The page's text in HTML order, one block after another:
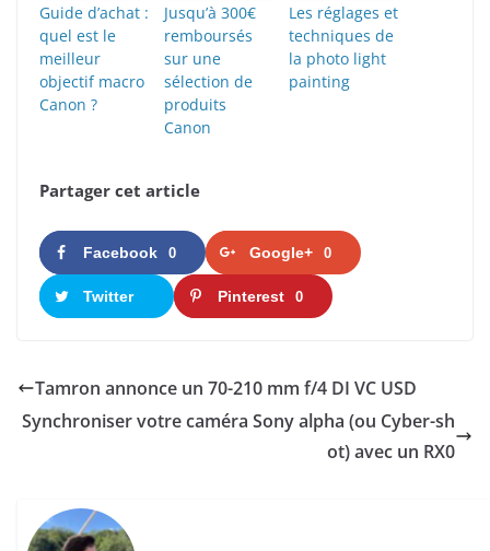
Guide d’achat :
quel est le
meilleur
objectif macro
Canon ?
Jusqu’à 300€
remboursés
sur une
sélection de
produits
Canon
Les réglages et
techniques de
la photo light
painting
Partager cet article
Facebook 0 Google+ 0
Twitter Pinterest 0
Tamron annonce un 70-210 mm f/4 DI VC USD
Synchroniser votre caméra Sony alpha (ou Cyber-sh
ot) avec un RX0